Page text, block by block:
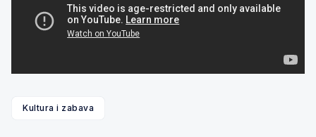
Kultura i zabava